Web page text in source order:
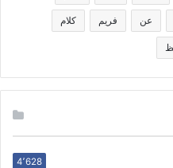
عن فريم كلام
4٬628